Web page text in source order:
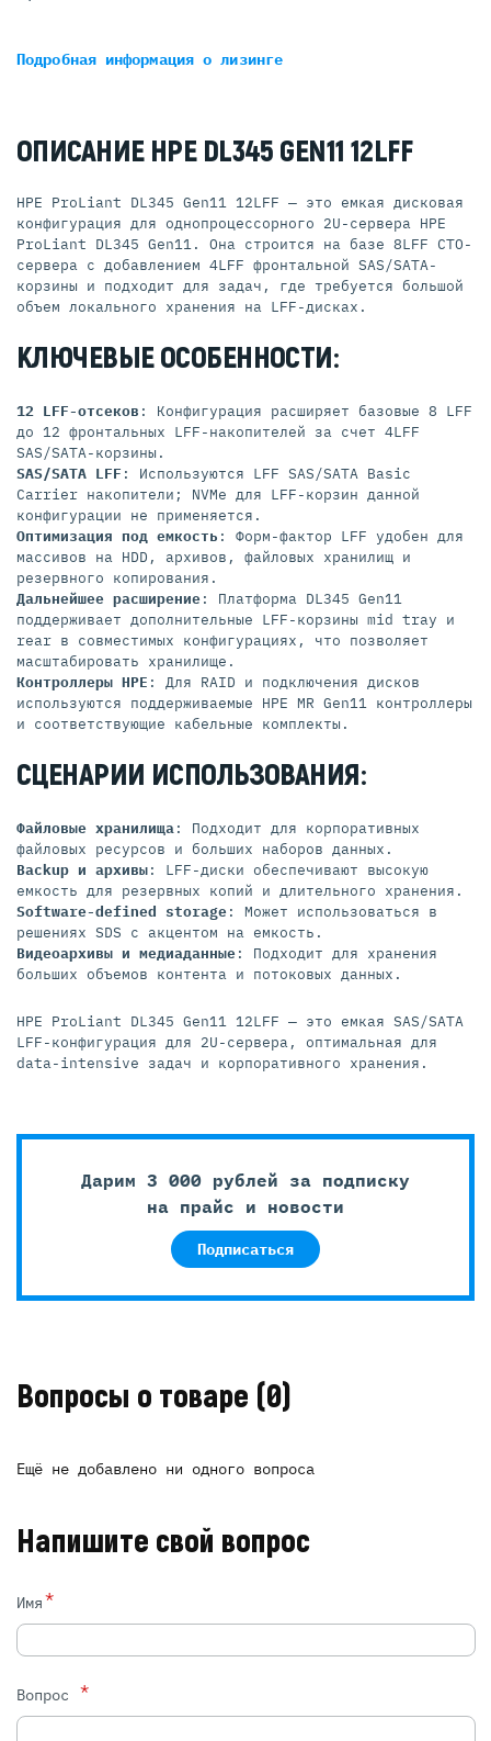
Подробная информацияо лизинге
ОПИСАНИЕ HPE DL345 GEN11 12LFF
HPE ProLiant DL345 Gen11 12LFF — это емкая дисковая
конфигурация для однопроцессорного 2U-сервера HPE
ProLiant DL345 Gen11. Она строится на базе 8LFF CTO-
сервера с добавлением 4LFF фронтальной SAS/SATA-
корзины и подходит для задач, где требуется большой
объем локального хранения на LFF-дисках.
КЛЮЧЕВЫЕ ОСОБЕННОСТИ:
12 LFF-отсеков : Конфигурация расширяет базовые 8 LFF
до 12 фронтальных LFF-накопителей за счет 4LFF
SAS/SATA-корзины.
SAS/SATA LFF : Используются LFF SAS/SATA Basic
Carrier накопители; NVMe для LFF-корзин данной
конфигурации не применяется.
Оптимизация под емкость : Форм-фактор LFF удобен для
массивов на HDD, архивов, файловых хранилищ и
резервного копирования.
Дальнейшее расширение: Платформа DL345 Gen11
поддерживает дополнительные LFF-корзины mid tray и
rear в совместимых конфигурациях, что позволяет
масштабировать хранилище.
Контроллеры HPE : Для RAID и подключения дисков
используются поддерживаемые HPE MR Gen11 контроллеры
и соответствующие кабельные комплекты.
СЦЕНАРИИ ИСПОЛЬЗОВАНИЯ:
Файловые хранилища: Подходит для корпоративных
файловых ресурсов и больших наборов данных.
Backup и архивы: LFF-диски обеспечивают высокую
емкость для резервных копий и длительного хранения.
Software-defined storage: Может использоваться в
решениях SDS с акцентом на емкость.
Видеоархивы и медиаданные: Подходит для хранения
больших объемов контента и потоковых данных.
HPE ProLiant DL345 Gen11 12LFF — это емкая SAS/SATA
LFF-конфигурация для 2U-сервера, оптимальная для
data-intensive задач и корпоративного хранения.
Дарим 3 000 рублей за подписку
на прайс и новости
Подписаться
Вопросы о товаре (0)
Ещё не добавлено ни одного вопроса
Напишите свой вопрос
Имя*
Вопрос *